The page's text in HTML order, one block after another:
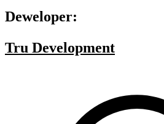
Deweloper:
Tru Development